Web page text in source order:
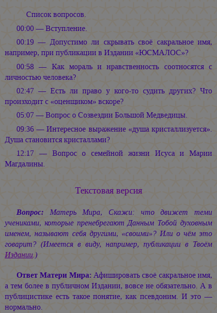
Список вопросов.
00:00 — Вступление.
00:19 — Допустимо ли скрывать своё сакральное имя,
например, при публикации в Издании «ЮСМАЛОС»?
00:58 — Как мораль и нравственность соотносятся с
личностью человека?
02:47 — Есть ли право у кого-то судить других? Что
произходит с «оценщиком» вскоре?
05:07 — Вопрос о Созвездии Большой Медведицы.
09:36 — Интересное выражение «душа кристаллизуется».
Душа становится кристаллами?
12:17 — Вопрос о семейной жизни Исуса и Марии
Магдалины.
Текстовая версия
Вопрос: Матерь Мира, Скажи: что движет теми
учениками, которые пренебрегают Данным Тобой духовным
именем, называют себя другими, «своими»? Или о чём это
говарит? (Имеется в виду, например, публикации в Твоём
Издании.)
Ответ Матери Мира: Афишировать своё сакральное имя,
а тем более в публичном Издании, вовсе не обязательно. А в
публицистике есть такое понятие, как псевдоним. И это —
нормально.